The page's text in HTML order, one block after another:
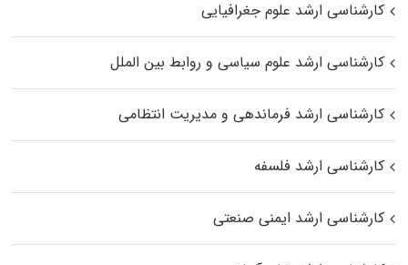
کارشناسی ارشد علوم جغرافیایی
کارشناسی ارشد علوم سیاسی و روابط بین الملل
کارشناسی ارشد فرماندهی و مدیریت انتظامی
کارشناسی ارشد فلسفه
کارشناسی ارشد ایمنی صنعتی